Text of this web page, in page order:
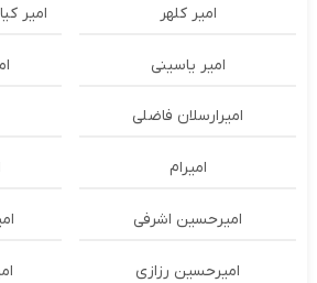
امیر کلهر امیر
امیر یاسینی
امیرارسلان فاضلی
امیرام
امیرحسین اشرفی
امیرحسین رزازی